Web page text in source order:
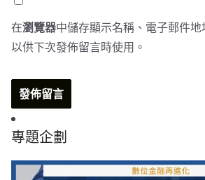
在瀏覽器中儲存顯示名稱、電子郵件地
以供下次發佈留言時使用。
專題企劃